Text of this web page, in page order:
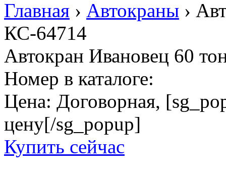
Главная › Автокраны ›
КС-64714
Автокран Ивановец 60
Номер в каталоге:
Цена: Договорная,
цену[/sg_popup]
Купить сейчас